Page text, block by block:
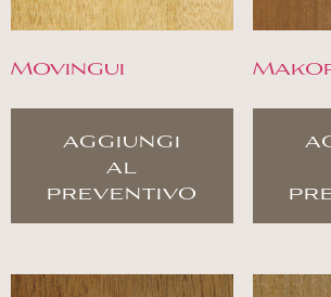
Movingui
aggiungi
al
preventivo